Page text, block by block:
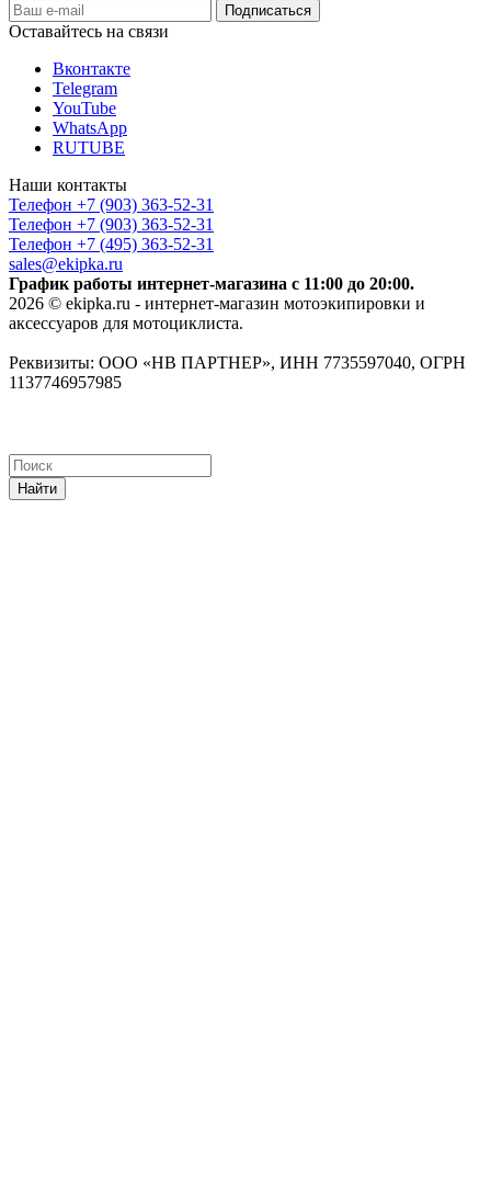
Оставайтесь на связи
Вконтакте
Telegram
YouTube
WhatsApp
RUTUBE
Наши контакты
Телефон +7 (903) 363-52-31
Телефон +7 (903) 363-52-31
Телефон +7 (495) 363-52-31
sales@ekipka.ru
График работы интернет-магазина с 11:00 до 20:00.
2026 © ekipka.ru - интернет-магазин мотоэкипировки и
аксессуаров для мотоциклиста.
Реквизиты: ООО «НВ ПАРТНЕР», ИНН 7735597040, ОГРН
1137746957985
Найти